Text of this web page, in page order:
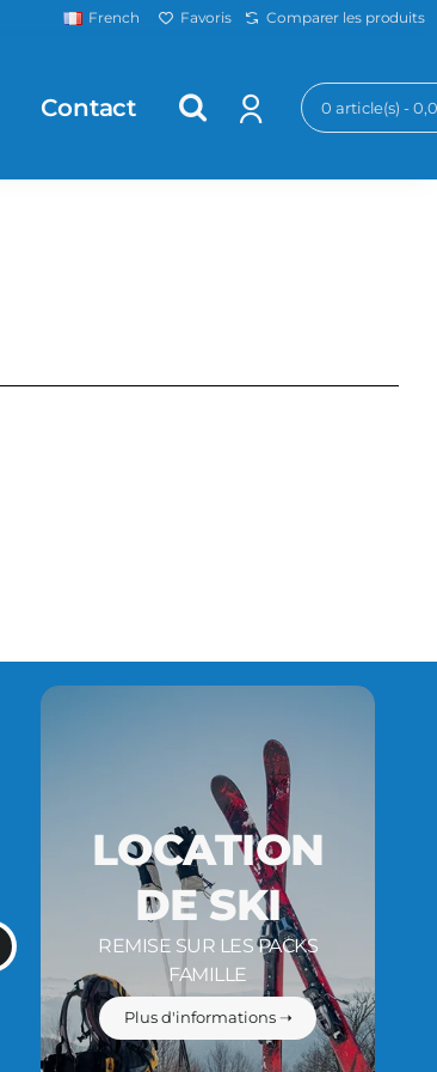
French Favoris Comparer les produits
Contact 0 article(s) -
LOCATION
DE SKI
REMISE SUR LES PACKS
FAMILLE
Plus d'informations ➝